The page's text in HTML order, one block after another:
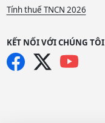
Tính thuế TNCN 2026
KẾT NỐI VỚI CHÚNG TÔI